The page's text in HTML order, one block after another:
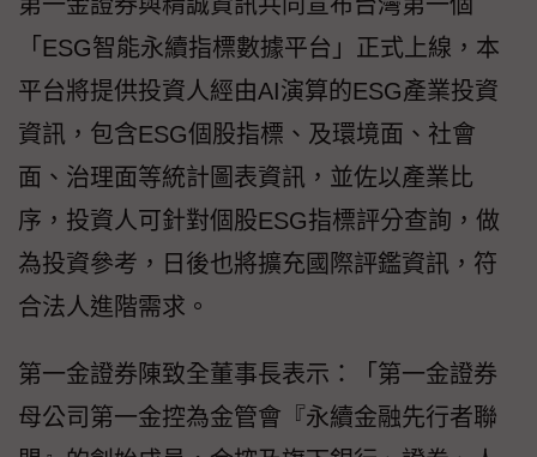
「ESG智能永續指標數據平台」正式上線，本
平台將提供投資人經由AI演算的ESG產業投資
資訊，包含ESG個股指標、及環境面、社會
面、治理面等統計圖表資訊，並佐以產業比
序，投資人可針對個股ESG指標評分查詢，做
為投資參考，日後也將擴充國際評鑑資訊，符
合法人進階需求。
第一金證券陳致全董事長表示：「第一金證券
母公司第一金控為金管會『永續金融先行者聯